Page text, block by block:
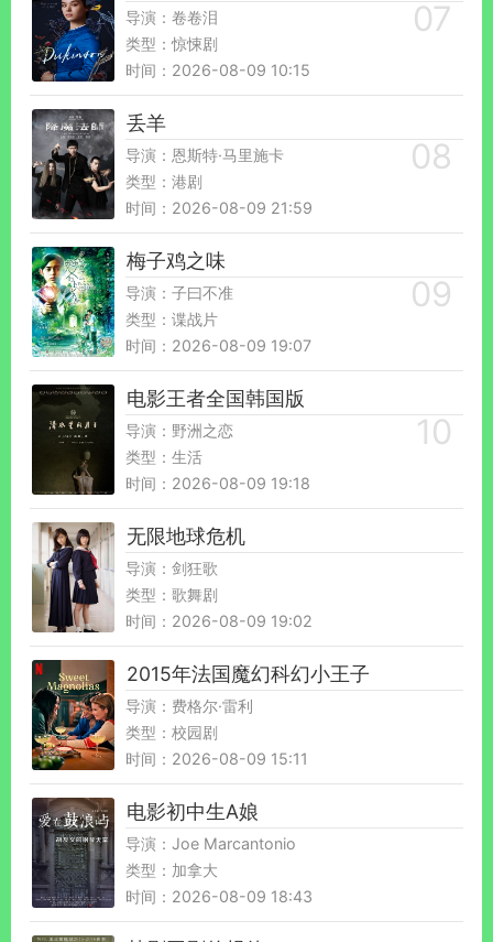
导演：卷卷泪
类型：惊悚剧
时间：2026-08-09 10:15
丢羊
导演：恩斯特·马里施卡
类型：港剧
时间：2026-08-09 21:59
梅子鸡之味
导演：子曰不准
类型：谍战片
时间：2026-08-09 19:07
电影王者全国韩国版
导演：野洲之恋
类型：生活
时间：2026-08-09 19:18
无限地球危机
导演：剑狂歌
类型：歌舞剧
时间：2026-08-09 19:02
2015年法国魔幻科幻小王子
导演：费格尔·雷利
类型：校园剧
时间：2026-08-09 15:11
电影初中生A娘
导演：Joe Marcantonio
类型：加拿大
时间：2026-08-09 18:43